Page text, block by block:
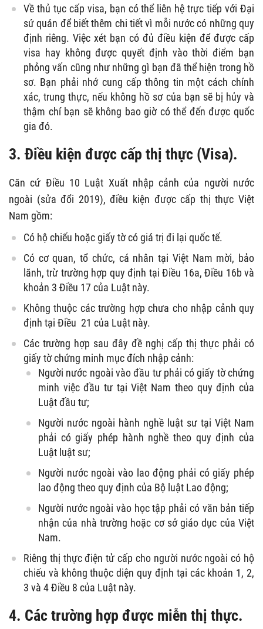
Về thủ tục cấp visa, bạn có thể liên hệ trực tiếp với Đại
sứ quán để biết thêm chi tiết vì mỗi nước có những quy
định riêng. Việc xét bạn có đủ điều kiện để được cấp
visa hay không được quyết định vào thời điểm bạn
phỏng vấn cũng như những gì bạn đã thể hiện trong hồ
sơ. Bạn phải nhớ cung cấp thông tin một cách chính
xác, trung thực, nếu không hồ sơ của bạn sẽ bị hủy và
thậm chí bạn sẽ không bao giờ có thể đến được quốc
gia đó.
3. Điều kiện được cấp thị thực (Visa).
Căn cứ Điều 10 Luật Xuất nhập cảnh của người nước
ngoài (sửa đổi 2019), điều kiện được cấp thị thực Việt
Nam gồm:
Có hộ chiếu hoặc giấy tờ có giá trị đi lại quốc tế.
Có cơ quan, tổ chức, cá nhân tại Việt Nam mời, bảo
lãnh, trừ trường hợp quy định tại Điều 16a, Điều 16b và
khoản 3 Điều 17 của Luật này.
Không thuộc các trường hợp chưa cho nhập cảnh quy
định tại Điều 21 của Luật này.
Các trường hợp sau đây đề nghị cấp thị thực phải có
giấy tờ chứng minh mục đích nhập cảnh:
Người nước ngoài vào đầu tư phải có giấy tờ chứng
minh việc đầu tư tại Việt Nam theo quy định của
Luật đầu tư;
Người nước ngoài hành nghề luật sư tại Việt Nam
phải có giấy phép hành nghề theo quy định của
Luật luật sư;
Người nước ngoài vào lao động phải có giấy phép
lao động theo quy định của Bộ luật Lao động;
Người nước ngoài vào học tập phải có văn bản tiếp
nhận của nhà trường hoặc cơ sở giáo dục của Việt
Nam.
Riêng thị thực điện tử cấp cho người nước ngoài có hộ
chiếu và không thuộc diện quy định tại các khoản 1, 2,
3 và 4 Điều 8 của Luật này.
4. Các trường hợp được miễn thị thực.